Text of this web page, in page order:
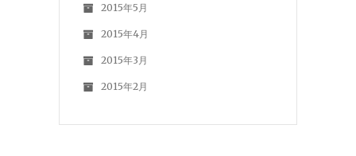
2015年5月
2015年4月
2015年3月
2015年2月